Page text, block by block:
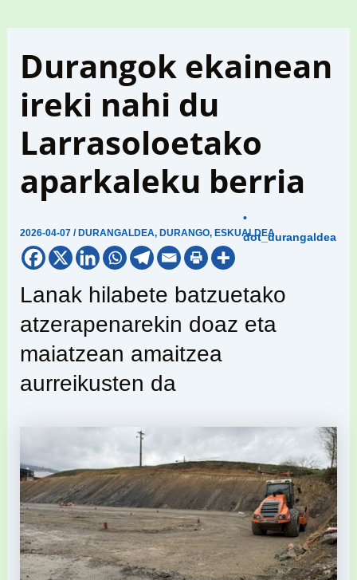
Durangok ekainean
ireki nahi du
Larrasoloetako
aparkaleku berria
2026-04-07/ DURANGALDEA, DURANGO, ESKUALDEA
•
dot_durangaldea
Lanak hilabete batzuetako
atzerapenarekin doaz eta
maiatzean amaitzea
aurreikusten da